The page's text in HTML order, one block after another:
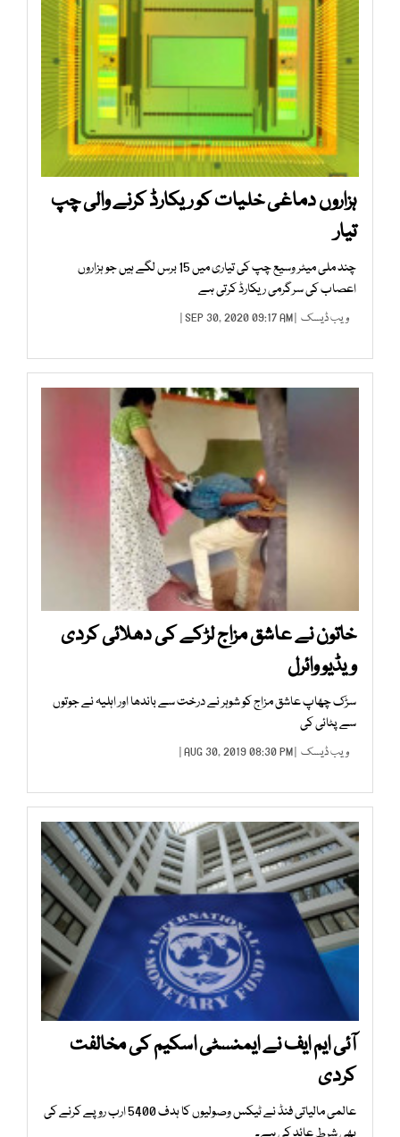
ہزاروں دماغی خلیات کو ریکارڈ کرنے والی چپ
تیار
چند ملی میٹر وسیع چپ کی تیاری میں 15 برس لگے ہیں جو ہزاروں
اعصاب کی سرگرمی ریکارڈ کرتی ہے
ویب ڈیسک | SEP 30, 2020 09:17 AM |
خاتون نے عاشق مزاج لڑکے کی دھلائی کردی
ویڈیو وائرل
سڑک چھاپ عاشق مزاج کو شوہر نے درخت سے باندھا اور اہلیہ نے جوتوں
سے پٹائی کی
ویب ڈیسک | AUG 30, 2019 08:30 PM |
آئی ایم ایف نے ایمنسٹی اسکیم کی مخالفت
کردی
عالمی مالیاتی فنڈ نے ٹیکس وصولیوں کا ہدف 5400 ارب روپے کرنے کی